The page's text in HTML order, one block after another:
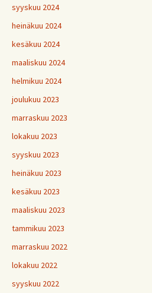
syyskuu 2024
heinäkuu 2024
kesäkuu 2024
maaliskuu 2024
helmikuu 2024
joulukuu 2023
marraskuu 2023
lokakuu 2023
syyskuu 2023
heinäkuu 2023
kesäkuu 2023
maaliskuu 2023
tammikuu 2023
marraskuu 2022
lokakuu 2022
syyskuu 2022